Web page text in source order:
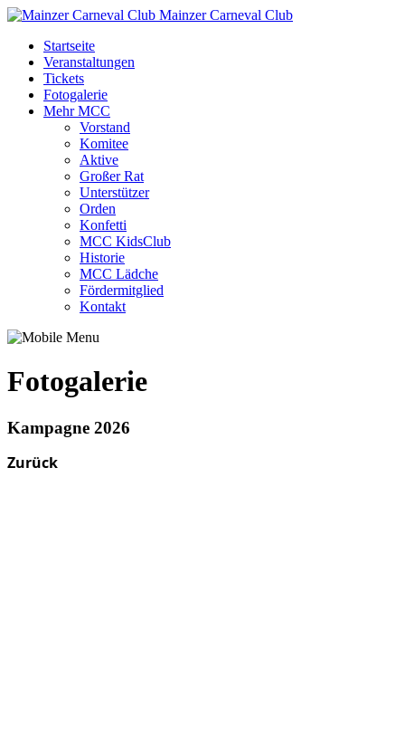
Mainzer Carneval Club
Startseite
Veranstaltungen
Tickets
Fotogalerie
Mehr MCC
Vorstand
Komitee
Aktive
Großer Rat
Unterstützer
Orden
Konfetti
MCC KidsClub
Historie
MCC Lädche
Fördermitglied
Kontakt
Fotogalerie
Kampagne 2026
Zurück